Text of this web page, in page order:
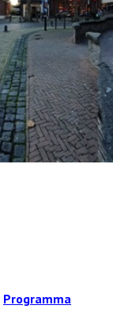
Programma